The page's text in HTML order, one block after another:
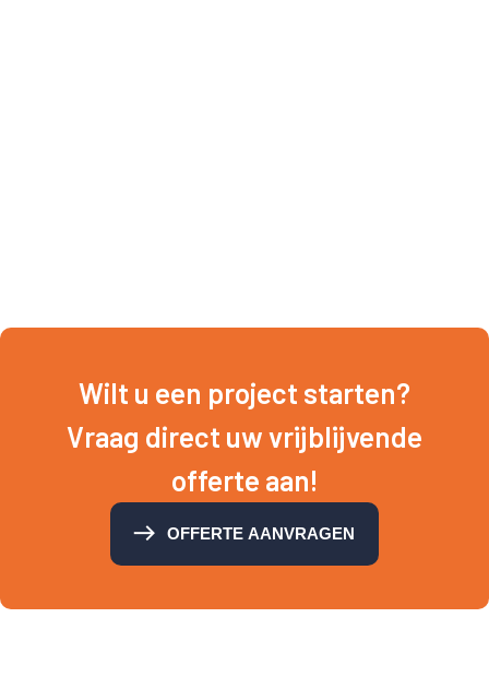
Wilt u een project starten?
Vraag direct uw vrijblijvende
offerte aan!
OFFERTE AANVRAGEN